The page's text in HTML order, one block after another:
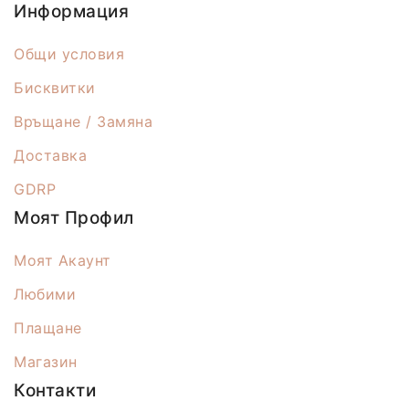
Информация
Общи условия
Бисквитки
Връщане / Замяна
Доставка
GDRP
Моят Профил
Моят Акаунт
Любими
Плащане
Магазин
Контакти